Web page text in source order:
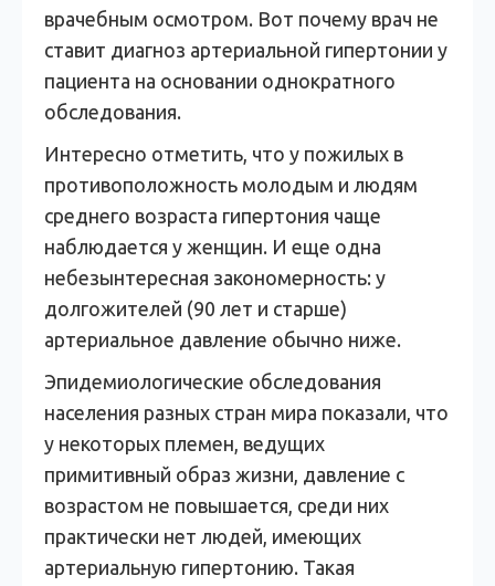
врачебным осмотром. Вот почему врач не
ставит диагноз артериальной гипертонии у
пациента на основании однократного
обследования.
Интересно отметить, что у пожилых в
противоположность молодым и людям
среднего возраста гипертония чаще
наблюдается у женщин. И еще одна
небезынтересная закономерность: у
долгожителей (90 лет и старше)
артериальное давление обычно ниже.
Эпидемиологические обследования
населения разных стран мира показали, что
у некоторых племен, ведущих
примитивный образ жизни, давление с
возрастом не повышается, среди них
практически нет людей, имеющих
артериальную гипертонию. Такая